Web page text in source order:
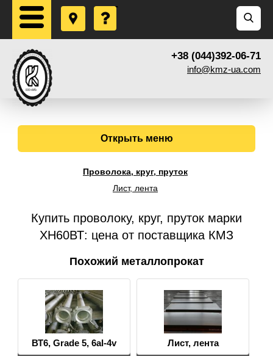
+38 (044)392-06-71
info@kmz-ua.com
Открыть меню
Проволока, круг, пруток
Лист, лента
Купить проволоку, круг, пруток марки
ХН60ВТ: цена от поставщика КМЗ
Похожий металлопрокат
ВТ6, Grade 5, 6al-4v Лист, лента